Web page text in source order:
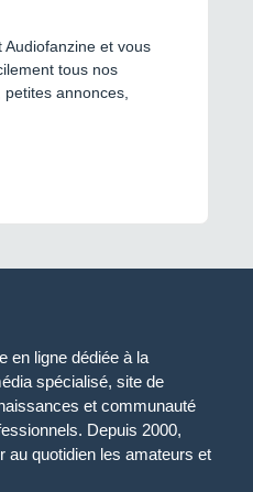
Audiofanzine et vous
tous nos
annonces,
en ligne dédiée à la
spécialisé, site de
et communauté
Depuis 2000,
au quotidien les amateurs et